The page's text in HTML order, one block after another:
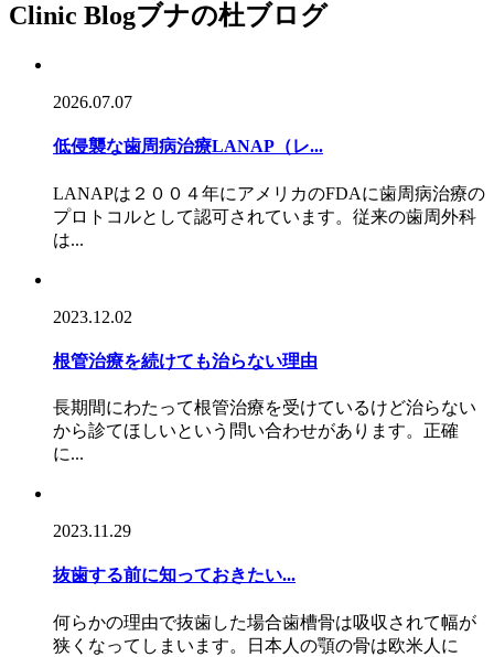
Clinic Blogブナの杜ブログ
2026.07.07
低侵襲な歯周病治療LANAP（レ...
LANAPは２００４年にアメリカのFDAに歯周病治療の
プロトコルとして認可されています。従来の歯周外科
は...
2023.12.02
根管治療を続けても治らない理由
長期間にわたって根管治療を受けているけど治らない
から診てほしいという問い合わせがあります。正確
に...
2023.11.29
抜歯する前に知っておきたい...
何らかの理由で抜歯した場合歯槽骨は吸収されて幅が
狭くなってしまいます。日本人の顎の骨は欧米人に